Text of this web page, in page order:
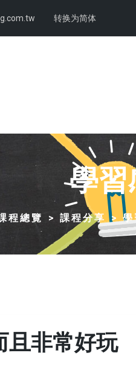
转换为简体
學習
程總覽 課程分享 學
且非常好玩